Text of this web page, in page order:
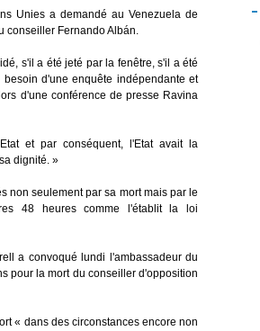
Unies a demandé au Venezuela de
conseiller Fernando Albán.
s'il a été jeté par la fenêtre, s'il a été
d'une enquête indépendante et
d'une conférence de presse Ravina
et par conséquent, l'Etat avait la
dignité. »
non seulement par sa mort mais par le
48 heures comme l'établit la loi
a convoqué lundi l'ambassadeur du
pour la mort du conseiller d'opposition
« dans des circonstances encore non